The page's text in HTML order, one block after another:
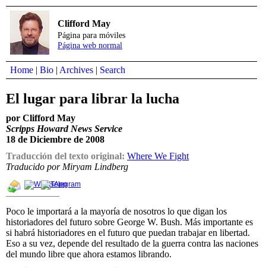
Clifford May
Página para móviles
Página web normal
Home | Bio | Archives | Search
El lugar para librar la lucha
por Clifford May
Scripps Howard News Service
18 de Diciembre de 2008
Traducción del texto original: Where We Fight
Traducido por Miryam Lindberg
Poco le importará a la mayoría de nosotros lo que digan los
historiadores del futuro sobre George W. Bush. Más importante es
si habrá historiadores en el futuro que puedan trabajar en libertad.
Eso a su vez, depende del resultado de la guerra contra las naciones
del mundo libre que ahora estamos librando.